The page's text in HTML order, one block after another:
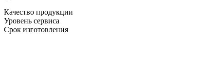
Качество продукции
Уровень сервиса
Срок изготовления